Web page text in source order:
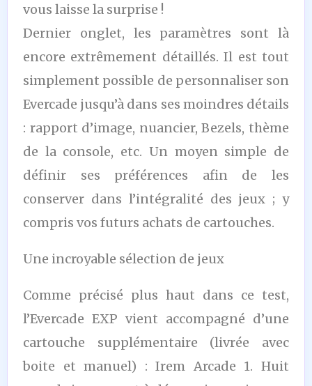
vous laisse la surprise !
Dernier onglet, les paramètres sont là
encore extrêmement détaillés. Il est tout
simplement possible de personnaliser son
Evercade jusqu’à dans ses moindres détails
: rapport d’image, nuancier, Bezels, thème
de la console, etc. Un moyen simple de
définir ses préférences afin de les
conserver dans l’intégralité des jeux ; y
compris vos futurs achats de cartouches.
Une incroyable sélection de jeux
Comme précisé plus haut dans ce test,
l’Evercade EXP vient accompagné d’une
cartouche supplémentaire (livrée avec
boite et manuel) : Irem Arcade 1. Huit